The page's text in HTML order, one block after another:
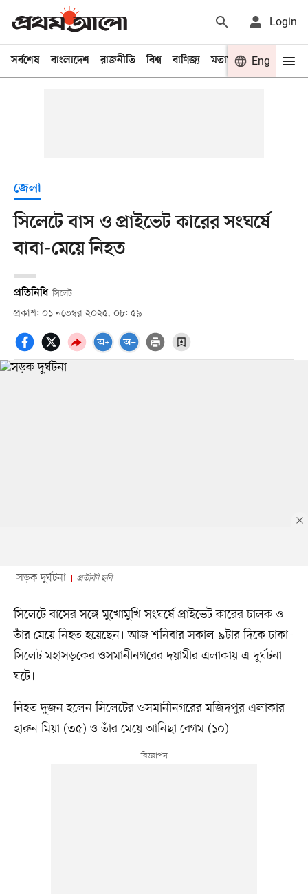
Login
সর্বশেষ বাংলাদেশ রাজনীতি বিশ্ব বাণিজ্য মতামত খেলা
Eng
জেলা
সিলেটে বাস ও প্রাইভেট কারের সংঘর্ষে
বাবা-মেয়ে নিহত
প্রতিনিধি সিলেট
প্রকাশ: ০১ নভেম্বর ২০২৫, ০৮: ৫৯
সড়ক দুর্ঘটনা প্রতীকী ছবি
সিলেটে বাসের সঙ্গে মুখোমুখি সংঘর্ষে প্রাইভেট কারের চালক ও
তাঁর মেয়ে নিহত হয়েছেন। আজ শনিবার সকাল ৯টার দিকে ঢাকা–
সিলেট মহাসড়কের ওসমানীনগরের দয়ামীর এলাকায় এ দুর্ঘটনা
ঘটে।
নিহত দুজন হলেন সিলেটের ওসমানীনগরের মজিদপুর এলাকার
হারুন মিয়া (৩৫) ও তাঁর মেয়ে আনিছা বেগম (১০)।